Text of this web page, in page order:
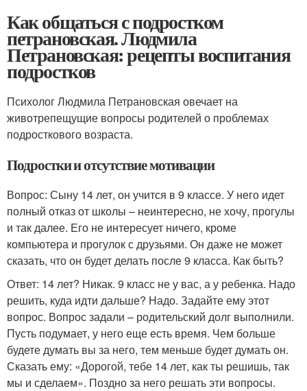
Как общаться с подростком
петрановская. Людмила
Петрановская: рецепты воспитания
подростков
Психолог Людмила Петрановская овечает на
животрепещущие вопросы родителей о проблемах
подросткового возраста.
Подростки и отсутствие мотивации
Вопрос: Сыну 14 лет, он учится в 9 классе. У него идет
полный отказ от школы – неинтересно, не хочу, прогулы
и так далее. Его не интересует ничего, кроме
компьютера и прогулок с друзьями. Он даже не может
сказать, что он будет делать после 9 класса. Как быть?
Ответ: 14 лет? Никак. 9 класс не у вас, а у ребенка. Надо
решить, куда идти дальше? Надо. Задайте ему этот
вопрос. Вопрос задали – родительский долг выполнили.
Пусть подумает, у него еще есть время. Чем больше
будете думать вы за него, тем меньше будет думать он.
Сказать ему: «Дорогой, тебе 14 лет, как ты решишь, так
мы и сделаем». Поздно за него решать эти вопросы.